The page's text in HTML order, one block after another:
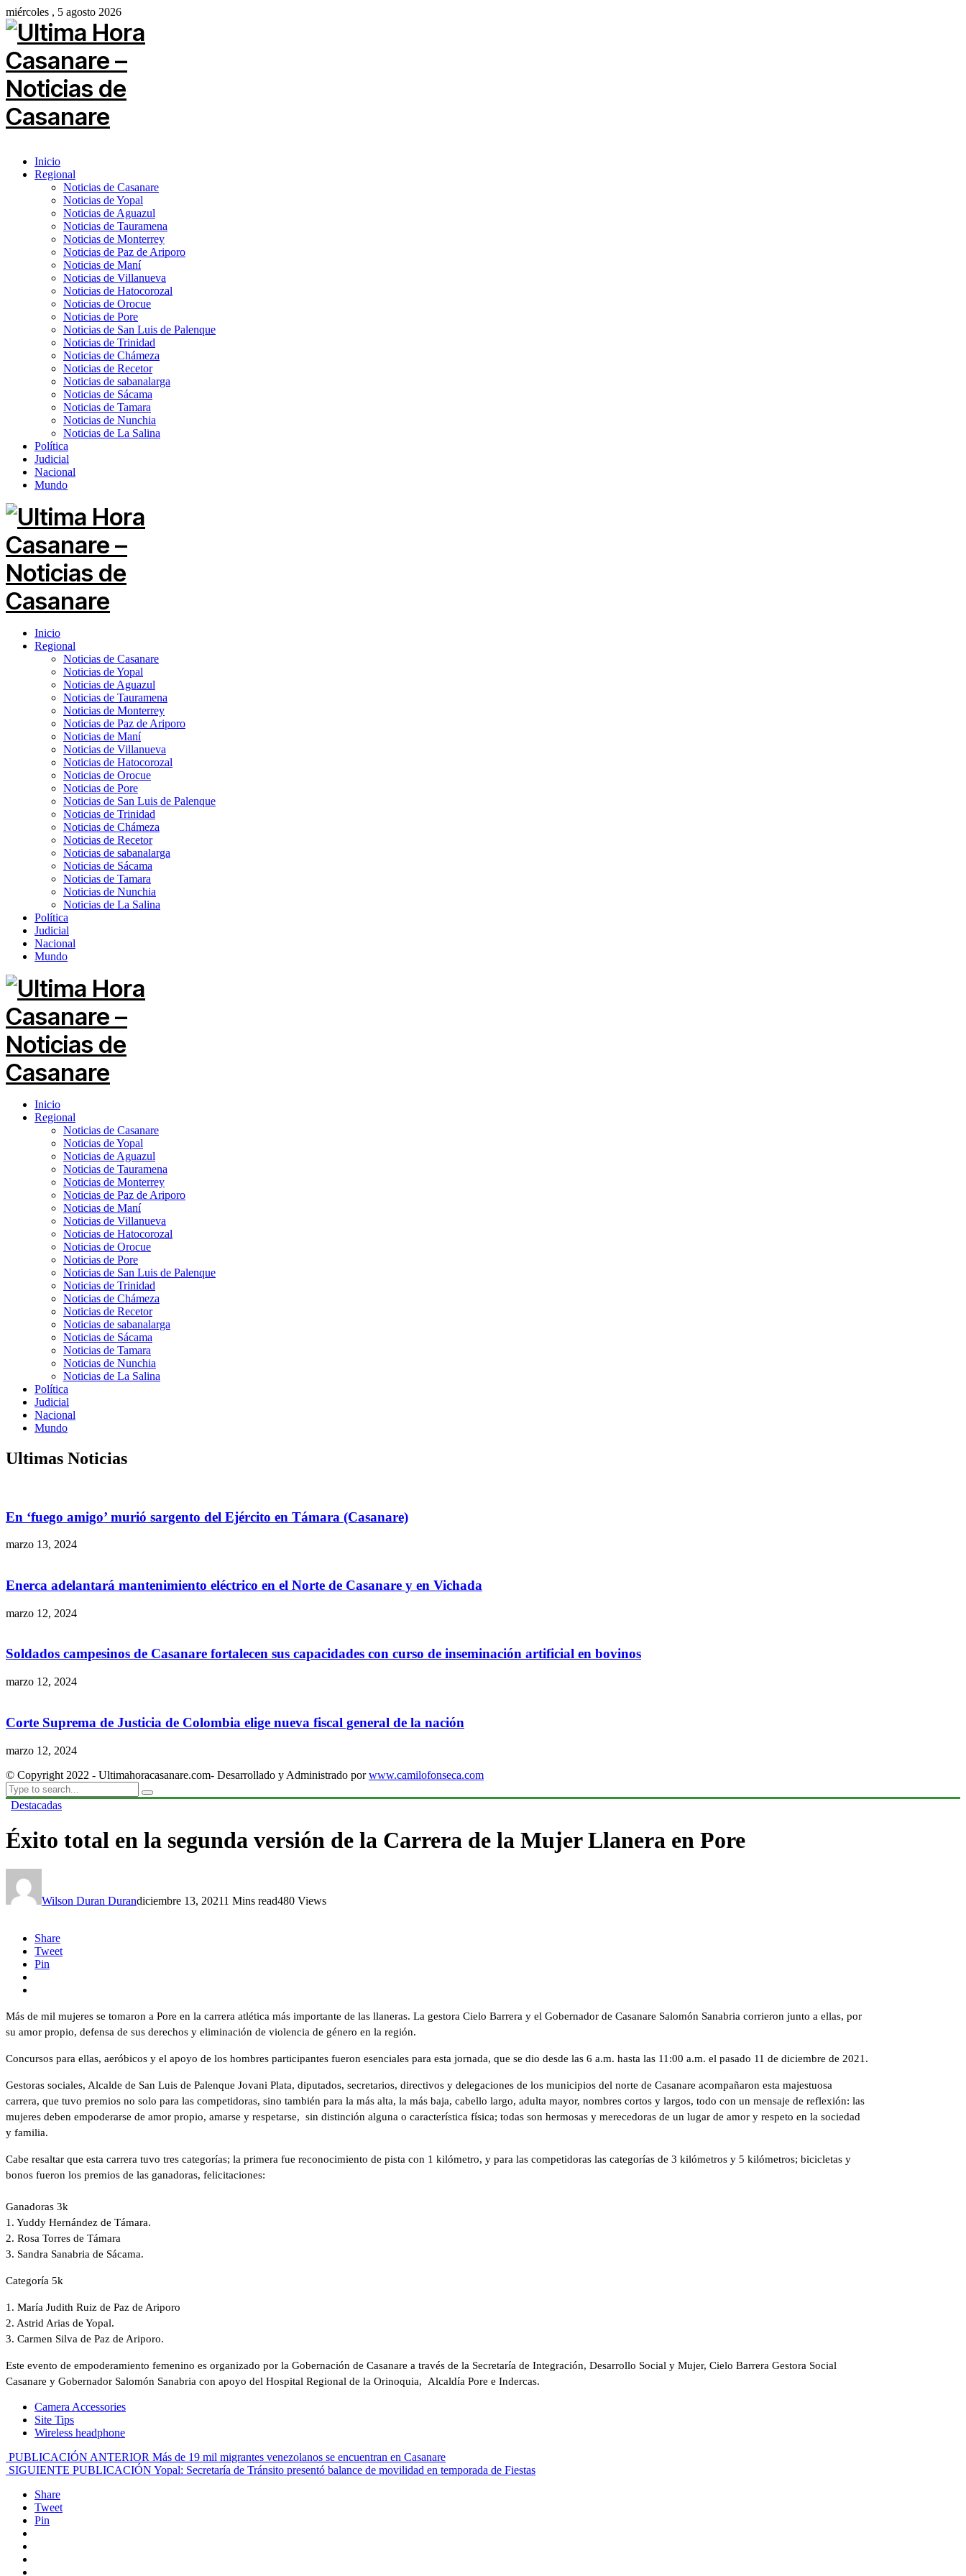
miércoles , 5 agosto 2026
Inicio
Regional
Noticias de Casanare
Noticias de Yopal
Noticias de Aguazul
Noticias de Tauramena
Noticias de Monterrey
Noticias de Paz de Ariporo
Noticias de Maní
Noticias de Villanueva
Noticias de Hatocorozal
Noticias de Orocue
Noticias de Pore
Noticias de San Luis de Palenque
Noticias de Trinidad
Noticias de Chámeza
Noticias de Recetor
Noticias de sabanalarga
Noticias de Sácama
Noticias de Tamara
Noticias de Nunchia
Noticias de La Salina
Política
Judicial
Nacional
Mundo
Inicio
Regional
Noticias de Casanare
Noticias de Yopal
Noticias de Aguazul
Noticias de Tauramena
Noticias de Monterrey
Noticias de Paz de Ariporo
Noticias de Maní
Noticias de Villanueva
Noticias de Hatocorozal
Noticias de Orocue
Noticias de Pore
Noticias de San Luis de Palenque
Noticias de Trinidad
Noticias de Chámeza
Noticias de Recetor
Noticias de sabanalarga
Noticias de Sácama
Noticias de Tamara
Noticias de Nunchia
Noticias de La Salina
Política
Judicial
Nacional
Mundo
Inicio
Regional
Noticias de Casanare
Noticias de Yopal
Noticias de Aguazul
Noticias de Tauramena
Noticias de Monterrey
Noticias de Paz de Ariporo
Noticias de Maní
Noticias de Villanueva
Noticias de Hatocorozal
Noticias de Orocue
Noticias de Pore
Noticias de San Luis de Palenque
Noticias de Trinidad
Noticias de Chámeza
Noticias de Recetor
Noticias de sabanalarga
Noticias de Sácama
Noticias de Tamara
Noticias de Nunchia
Noticias de La Salina
Política
Judicial
Nacional
Mundo
Ultimas Noticias
En ‘fuego amigo’ murió sargento del Ejército en Támara (Casanare)
marzo 13, 2024
Enerca adelantará mantenimiento eléctrico en el Norte de Casanare y en Vichada
marzo 12, 2024
Soldados campesinos de Casanare fortalecen sus capacidades con curso de inseminación artificial en bovinos
marzo 12, 2024
Corte Suprema de Justicia de Colombia elige nueva fiscal general de la nación
marzo 12, 2024
© Copyright 2022 - Ultimahoracasanare.com- Desarrollado y Administrado porwww.camilofonseca.com
Destacadas
Éxito total en la segunda versión de la Carrera de la Mujer Llanera en Pore
Wilson Duran Durandiciembre 13, 20211 Mins read480 Views
Share
Tweet
Pin
Más de mil mujeres se tomaron a Pore en la carrera atlética más importante de las llaneras. La gestora Cielo Barrera y el Gobernador de Casanare Salomón Sanabria corrieron junto a ellas, por
su amor propio, defensa de sus derechos y eliminación de violencia de género en la región.
Concursos para ellas, aeróbicos y el apoyo de los hombres participantes fueron esenciales para esta jornada, que se dio desde las 6 a.m. hasta las 11:00 a.m. el pasado 11 de diciembre de 2021.
Gestoras sociales, Alcalde de San Luis de Palenque Jovani Plata, diputados, secretarios, directivos y delegaciones de los municipios del norte de Casanare acompañaron esta majestuosa
carrera, que tuvo premios no solo para las competidoras, sino también para la más alta, la más baja, cabello largo, adulta mayor, nombres cortos y largos, todo con un mensaje de reflexión: las
mujeres deben empoderarse de amor propio, amarse y respetarse, sin distinción alguna o característica física; todas son hermosas y merecedoras de un lugar de amor y respeto en la sociedad
y familia.
Cabe resaltar que esta carrera tuvo tres categorías; la primera fue reconocimiento de pista con 1 kilómetro, y para las competidoras las categorías de 3 kilómetros y 5 kilómetros; bicicletas y
bonos fueron los premios de las ganadoras, felicitaciones:
Ganadoras 3k
1. Yuddy Hernández de Támara.
2. Rosa Torres de Támara
3. Sandra Sanabria de Sácama.
Categoría 5k
1. María Judith Ruiz de Paz de Ariporo
2. Astrid Arias de Yopal.
3. Carmen Silva de Paz de Ariporo.
Este evento de empoderamiento femenino es organizado por la Gobernación de Casanare a través de la Secretaría de Integración, Desarrollo Social y Mujer, Cielo Barrera Gestora Social
Casanare y Gobernador Salomón Sanabria con apoyo del Hospital Regional de la Orinoquia, Alcaldía Pore e Indercas.
Camera Accessories
Site Tips
Wireless headphone
PUBLICACIÓN ANTERIOR Más de 19 mil migrantes venezolanos se encuentran en Casanare
SIGUIENTE PUBLICACIÓN Yopal: Secretaría de Tránsito presentó balance de movilidad en temporada de Fiestas
Share
Tweet
Pin